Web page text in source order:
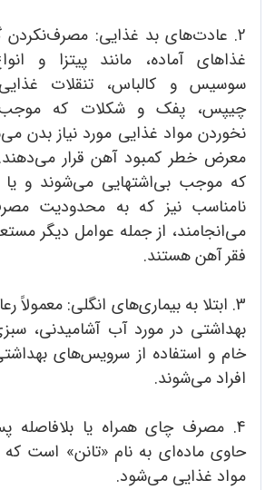
2. عادت‌های بد غذایی:
غذاهای آماده، مانند پیتزا و
سوسیس و کالباس، تنقلات
چیپس، پفک و شکلات که موجب
نخوردن مواد غذایی مورد نیاز بدن
معرض خطر کمبود آهن قرار
که موجب بی‌اشتهایی می‌شوند و یا
نامناسب نیز که به محدودیت
می‌انجامند، از جمله عوامل دیگر
فقر آهن هستند.
3. ابتلا به بیماری‌های انگلی: معمولاً
بهداشتی در مورد آب آشامیدنی،
خام و استفاده از سرویس‌های
افراد می‌شوند.
4. مصرف چای همراه یا بلافاصله
حاوی ماده‌ای به نام «تانن» است
مواد غذایی می‌شود.